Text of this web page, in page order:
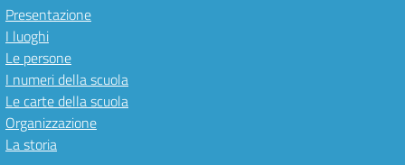
Presentazione
I luoghi
Le persone
I numeri della scuola
Le carte della scuola
Organizzazione
La storia